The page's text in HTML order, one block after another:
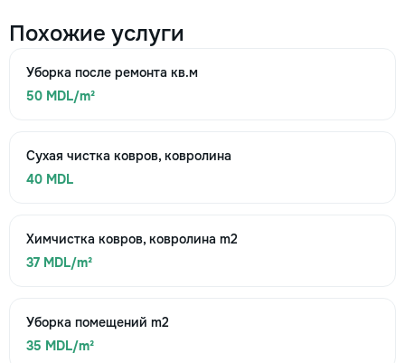
Похожие услуги
Уборка после ремонта кв.м
50 MDL/m²
Сухая чистка ковров, ковролина
40 MDL
Химчистка ковров, ковролина m2
37 MDL/m²
Уборка помещений m2
35 MDL/m²